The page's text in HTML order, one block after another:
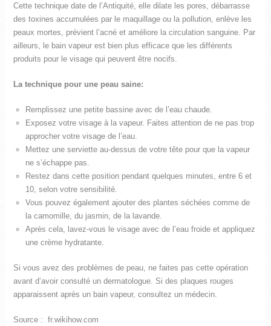
Cette technique date de l’Antiquité, elle dilate les pores, débarrasse
des toxines accumulées par le maquillage ou la pollution, enlève les
peaux mortes, prévient l’acné et améliore la circulation sanguine. Par
ailleurs, le bain vapeur est bien plus efficace que les différents
produits pour le visage qui peuvent être nocifs.
La technique pour une peau saine:
Remplissez une petite bassine avec de l’eau chaude.
Exposez votre visage à la vapeur. Faites attention de ne pas trop
approcher votre visage de l’eau.
Mettez une serviette au-dessus de votre tête pour que la vapeur
ne s’échappe pas.
Restez dans cette position pendant quelques minutes, entre 6 et
10, selon votre sensibilité.
Vous pouvez également ajouter des plantes séchées comme de
la camomille, du jasmin, de la lavande.
Après cela, lavez-vous le visage avec de l’eau froide et appliquez
une crème hydratante.
Si vous avez des problèmes de peau, ne faites pas cette opération
avant d’avoir consulté un dermatologue. Si des plaques rouges
apparaissent après un bain vapeur, consultez un médecin.
Source : fr.wikihow.com